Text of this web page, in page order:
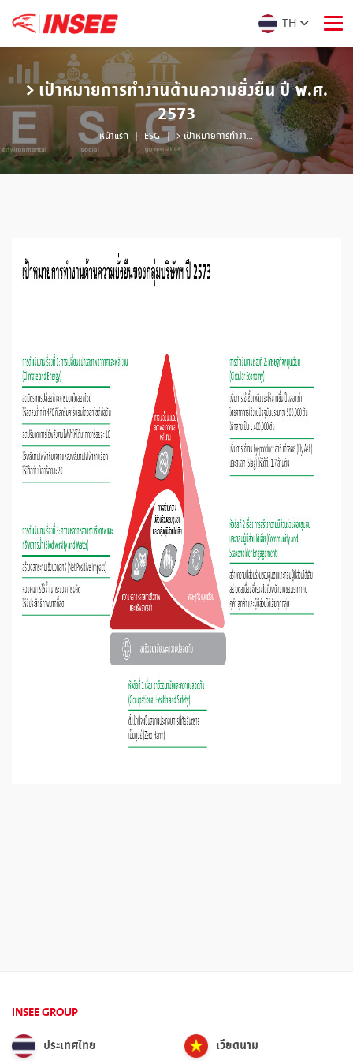
TH
> เป้าหมายการทำงานด้านความยั่งยืน ปี พ.ศ.
2573
หน้าแรก ESG > เป้าหมายการทำงานด้านความยั่งยืน ปี พ.ศ. 2573
INSEE GROUP
ประเทศไทย
เวียดนาม